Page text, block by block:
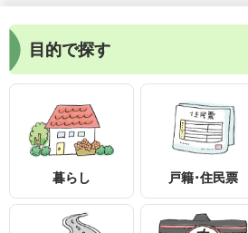
目的で探す
暮らし 戸籍･住民票
〒399-1895